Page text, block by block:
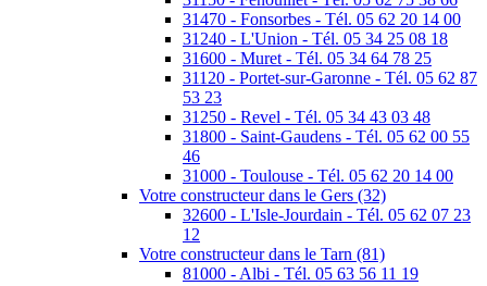
31470 - Fonsorbes - Tél. 05 62 20 14 00
31240 - L'Union - Tél. 05 34 25 08 18
31600 - Muret - Tél. 05 34 64 78 25
31120 - Portet-sur-Garonne - Tél. 05 62 87
53 23
31250 - Revel - Tél. 05 34 43 03 48
31800 - Saint-Gaudens - Tél. 05 62 00 55
46
31000 - Toulouse - Tél. 05 62 20 14 00
Votre constructeur dans le Gers (32)
32600 - L'Isle-Jourdain - Tél. 05 62 07 23
12
Votre constructeur dans le Tarn (81)
81000 - Albi - Tél. 05 63 56 11 19